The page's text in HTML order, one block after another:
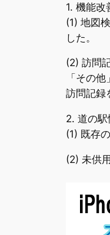
1. 機能改
(1) 地図
した。
(2) 訪問
「その
訪問記録
2. 道の
(1) 既存
(2) 未供